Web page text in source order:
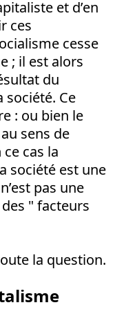
et d’en
ces
cesse
; il est alors
du
Ce
: ou bien le
sens de
cas la
société est une
pas une
" facteurs
la question.